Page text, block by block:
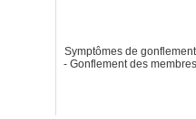
Symptômes de gonflement
- Gonflement des membres